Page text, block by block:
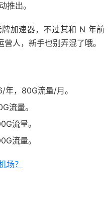
推出。
加速器，不过其和 N 年前
人，新手也别弄混了哦。
年，80G流量/月。
流量。
流量。
流量。
场？